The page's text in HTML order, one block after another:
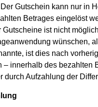
Gutschein kann nur in
Betrages eingelöst
Gutscheine ist nicht
wünschen,
ist dies nach
– innerhalb des bezahlten
durch Aufzahlung der